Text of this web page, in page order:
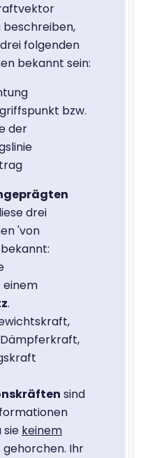
beschreiben,
folgenden
bekannt sein:
bzw.
der
drei
'von
einem
.
sind
sie keinem
Ihr